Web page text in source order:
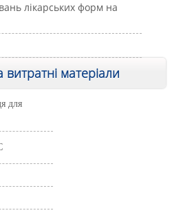
лікарських форм на
матеріали
для